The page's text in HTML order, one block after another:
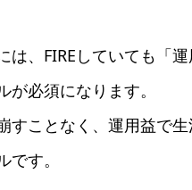
は、FIREしていても「
が必須になります。
すことなく、運用益で
です。